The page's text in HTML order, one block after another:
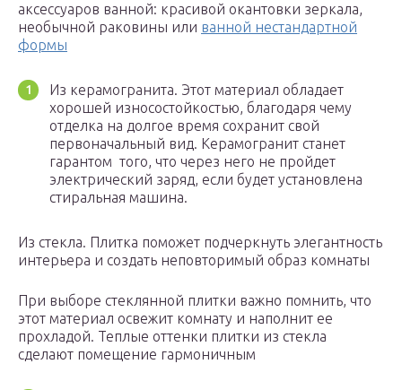
аксессуаров ванной: красивой окантовки зеркала,
необычной раковины или ванной нестандартной
формы
Из керамогранита. Этот материал обладает
хорошей износостойкостью, благодаря чему
отделка на долгое время сохранит свой
первоначальный вид. Керамогранит станет
гарантом того, что через него не пройдет
электрический заряд, если будет установлена
стиральная машина.
Из стекла. Плитка поможет подчеркнуть элегантность
интерьера и создать неповторимый образ комнаты
При выборе стеклянной плитки важно помнить, что
этот материал освежит комнату и наполнит ее
прохладой. Теплые оттенки плитки из стекла
сделают помещение гармоничным